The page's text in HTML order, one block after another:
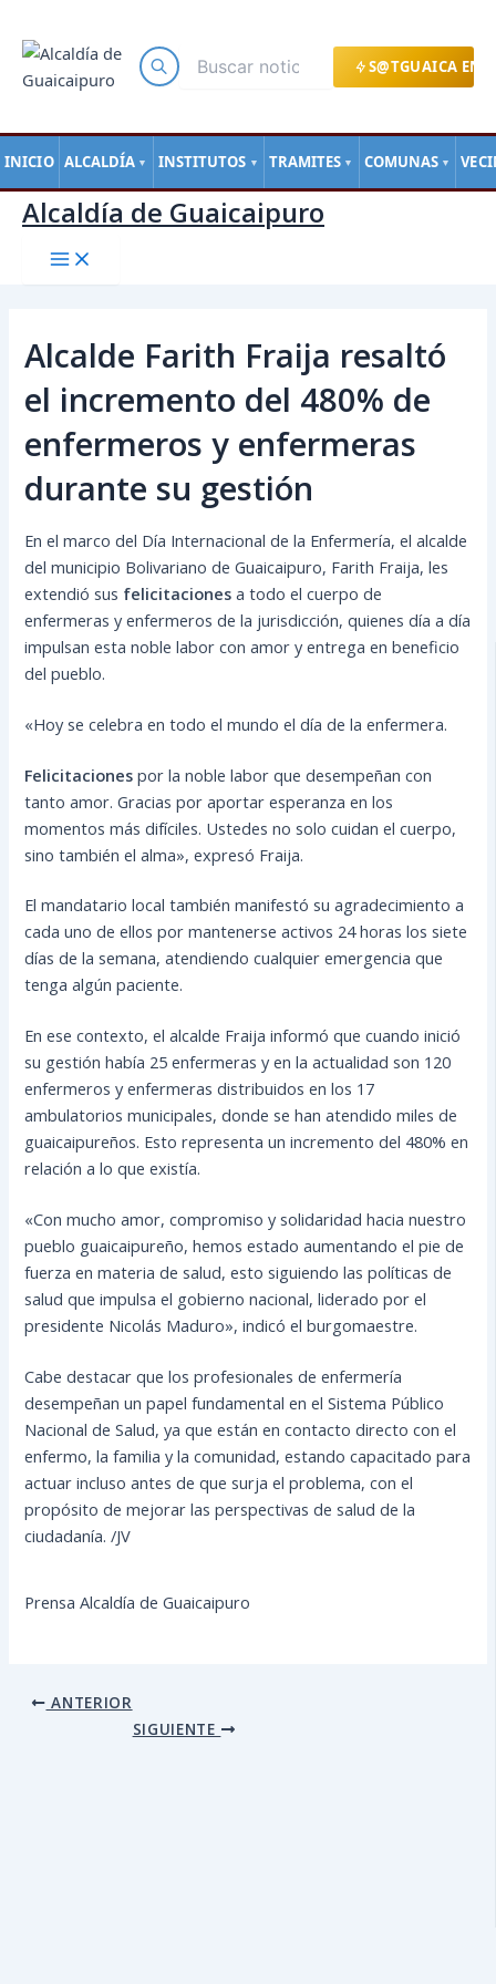
S@TGUAICA EN
INICIO ALCALDÍA ▼ INSTITUTOS ▼ TRAMITES ▼ COMUNAS ▼
contenido
Alcaldía de Guaicaipuro
Alcalde Farith Fraija resaltó
el incremento del 480% de
enfermeros y enfermeras
durante su gestión
En el marco del Día Internacional de la Enfermería, el alcalde
del municipio Bolivariano de Guaicaipuro, Farith Fraija, les
extendió sus felicitaciones a todo el cuerpo de
enfermeras y enfermeros de la jurisdicción, quienes día a día
impulsan esta noble labor con amor y entrega en beneficio
del pueblo.
«Hoy se celebra en todo el mundo el día de la enfermera.
Felicitaciones porla noble labor que desempeñan con
tanto amor. Gracias por aportar esperanza en los
momentos más difíciles. Ustedes no solo cuidan el cuerpo,
sino también el alma», expresó Fraija.
El mandatario local también manifestó su agradecimiento a
cada uno de ellos por mantenerse activos 24 horas los siete
días de la semana, atendiendo cualquier emergencia que
tenga algún paciente.
En ese contexto, el alcalde Fraija informó que cuando inició
su gestión había 25 enfermeras y en la actualidad son 120
enfermeros y enfermeras distribuidos en los 17
ambulatorios municipales, donde se han atendido miles de
guaicaipureños. Esto representa un incremento del 480% en
relación a lo que existía.
«Con mucho amor, compromiso y solidaridad hacia nuestro
pueblo guaicaipureño, hemos estado aumentando el pie de
fuerza en materia de salud, esto siguiendo las políticas de
salud que impulsa el gobierno nacional, liderado por el
presidente Nicolás Maduro», indicó el burgomaestre.
Cabe destacar que los profesionales de enfermería
desempeñan un papel fundamental en el Sistema Público
Nacional de Salud, ya que están en contacto directo con el
enfermo, la familia y la comunidad, estando capacitado para
actuar incluso antes de que surja el problema, con el
propósito de mejorar las perspectivas de salud de la
ciudadanía. /JV
Prensa Alcaldía de Guaicaipuro
de
entradas
ANTERIOR
SIGUIENTE